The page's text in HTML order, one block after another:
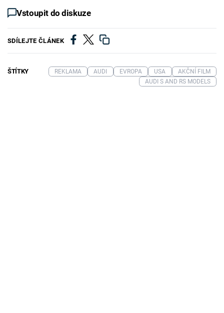
Vstoupit do diskuze
SDÍLEJTE ČLÁNEK
ŠTÍTKY REKLAMA AUDI EVROPA USA
AKČNÍ FILM
AUDI S AND RS MODELS